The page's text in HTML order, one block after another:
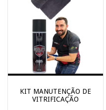
KIT MANUTENÇÃO DE
VITRIFICAÇÃO